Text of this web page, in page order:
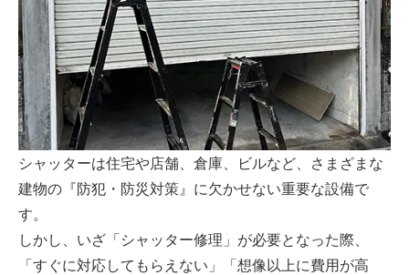
シャッターは住宅や店舗、倉庫、ビルなど、さまざまな
建物の『防犯・防災対策』に欠かせない重要な設備で
す。
しかし、いざ「シャッター修理」が必要となった際、
「すぐに対応してもらえない」「想像以上に費用が高